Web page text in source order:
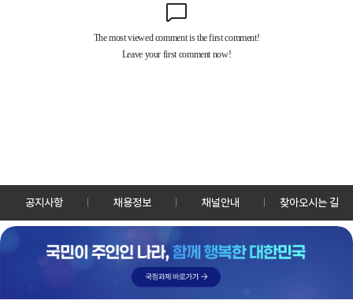
공지사항 채용정보 채널안내 찾아오시는 길
30128 세종특별자치시 정부2청사로 13 한국정책방송원 KTV
TEL: 044-204-8000
Copyrightⓒ KTV 국민방송 All Rights Reserved.